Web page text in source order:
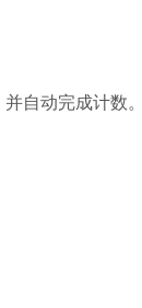
自动完成计数。